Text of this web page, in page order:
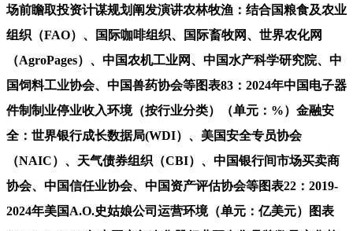
场前瞻取投资计谋规划阐发演讲农林牧渔：结合国粮食及农业
组织（FAO）、国际咖啡组织、国际畜牧网、世界农化网
（AgroPages）、中国农机工业网、中国水产科学研究院、中
国饲料工业协会、中国兽药协会等图表83：2024年中国电子器
件制制业停业收入环境（按行业分类）（单元：%）金融安
全：世界银行成长数据局(WDI）、美国安全专员协会
（NAIC）、天气债券组织（CBI）、中国银行间市场买卖商
协会、中国信任业协会、中国资产评估协会等图表22：2019-
2024年美国A.O.史姑娘公司运营环境（单元：亿美元）图表